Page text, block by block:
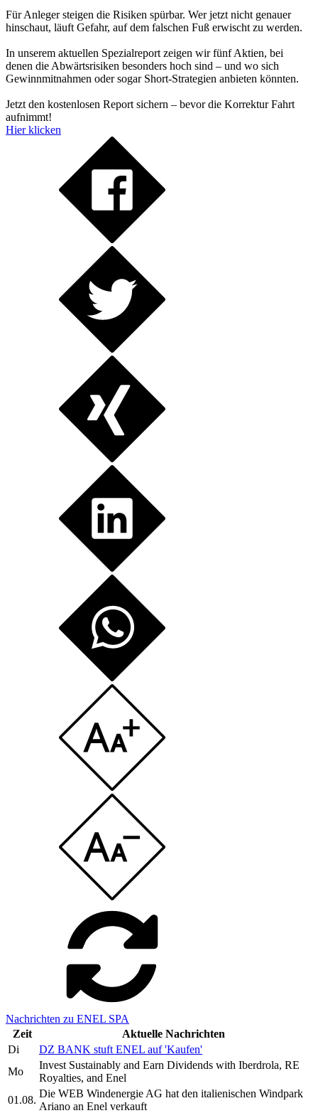
Für Anleger steigen die Risiken spürbar. Wer jetzt nicht genauer
hinschaut, läuft Gefahr, auf dem falschen Fuß erwischt zu werden.
In unserem aktuellen Spezialreport zeigen wir fünf Aktien, bei
denen die Abwärtsrisiken besonders hoch sind – und wo sich
Gewinnmitnahmen oder sogar Short-Strategien anbieten könnten.
Jetzt den kostenlosen Report sichern – bevor die Korrektur Fahrt
aufnimmt!
Hier klicken
Nachrichten zu ENEL SPA
Zeit
Aktuelle Nachrichten
Di
DZ BANK stuft ENEL auf 'Kaufen'
Mo
Invest Sustainably and Earn Dividends with Iberdrola, RE
Royalties, and Enel
01.08.
Die WEB Windenergie AG hat den italienischen Windpark
Ariano an Enel verkauft